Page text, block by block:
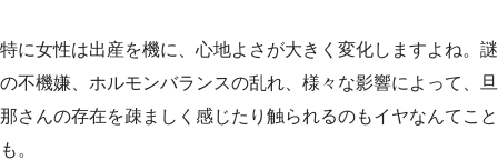
特に女性は出産を機に、心地よさが大きく変化しますよね。謎
の不機嫌、ホルモンバランスの乱れ、様々な影響によって、旦
那さんの存在を疎ましく感じたり触られるのもイヤなんてこと
も。